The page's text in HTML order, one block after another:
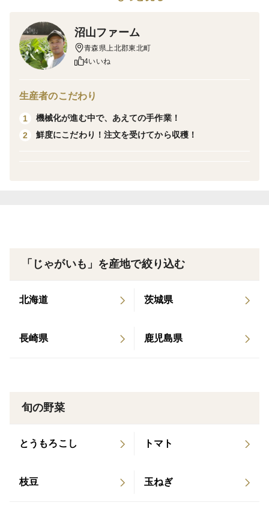
年より小ぶりです。
ご了承下さい。
※こちらは低温貯蔵や雪下貯蔵等で熟成したものではあ
りません。
収穫時期から考えると、熟成品は1〜3月頃から売り出さ
＜なぜ希少なのか？＞
です。
そのため、「農家泣かせのじゃがいも」とも言われてお
総重量3.2kgになります。
沼山ファーム
青森県上北郡東北町
4いいね
生産者のこだわり
1
機械化が進む中で、あえての手作業！
2
鮮度にこだわり！注文を受けてから収穫！
「じゃがいも」を産地で絞り込む
北海道 茨城県
長崎県 鹿児島県
旬の野菜
とうもろこし トマト
枝豆 玉ねぎ